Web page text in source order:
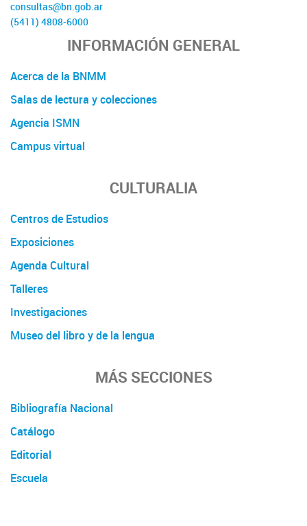
consultas@bn.gob.ar
(5411) 4808-6000
INFORMACIÓN GENERAL
Acerca de la BNMM
Salas de lectura y colecciones
Agencia ISMN
Campus virtual
CULTURALIA
Centros de Estudios
Exposiciones
Agenda Cultural
Talleres
Investigaciones
Museo del libro y de la lengua
MÁS SECCIONES
Bibliografía Nacional
Catálogo
Editorial
Escuela